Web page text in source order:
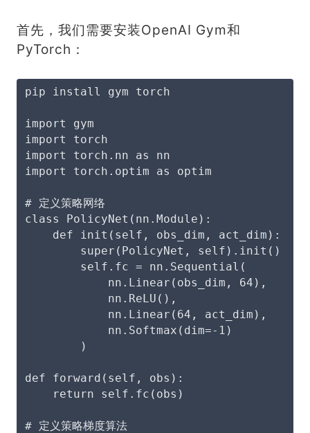
首先，我们需要安装OpenAI Gym和
PyTorch：
pip install gym torch
import gym
import torch
import torch.nn as nn
import torch.optim as optim
# 定义策略网络
class PolicyNet(nn.Module):
    def init(self, obs_dim, act_dim):
        super(PolicyNet, self).init()
        self.fc = nn.Sequential(
            nn.Linear(obs_dim, 64),
            nn.ReLU(),
            nn.Linear(64, act_dim),
            nn.Softmax(dim=-1)
        )
def forward(self, obs):
    return self.fc(obs)
# 定义策略梯度算法